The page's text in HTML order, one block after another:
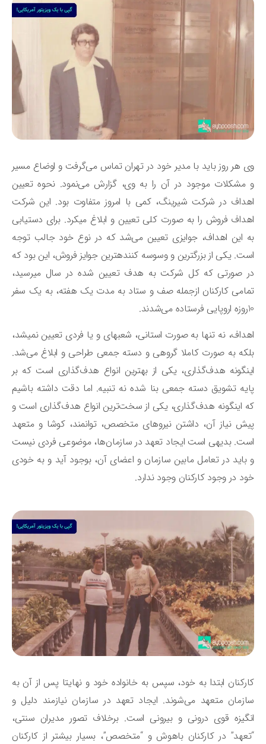
هر روز باید با مدیر خود در تهران تماس می‌گرفت و اوضاع مسیر
مشکلات موجود در آن را به وی، گزارش می‌نمود. نحوه تعیین
در شرکت شیرینگ، کمی با امروز متفاوت بود. این شرکت
اهداف فروش را به صورت کلی تعیین و ابلاغ می‎کرد. برای دستیابی
این اهداف، جوایزی تعیین می‌شد که در نوع خود جالب توجه
است. یکی از بزرگترین و وسوسه کننده‎ترین جوایز فروش، این بود که
در صورتی که کل شرکت به هدف تعیین شده در سال می‎رسید،
کارکنان ازجمله صف و ستاد به مدت یک هفته، به یک سفر
اهداف، نه تنها به صورت استانی، شعبه‎ای و یا فردی تعیین نمی‎شد،
به صورت کاملا گروهی و دسته جمعی طراحی و ابلاغ می‌شد.
هدف‌گذاری، یکی از بهترین انواع هدف‌گذاری است که بر
تشویق دسته جمعی بنا شده نه تنبیه. اما دقت داشته باشیم
اینگونه هدف‌گذاری، یکی از سخت‌ترین انواع هدف‌گذاری است و
نیاز آن، داشتن نیروهای متخصص، توانمند، کوشا و متعهد
بدیهی است ایجاد تعهد در سازمان‌ها، موضوعی فردی نیست
در تعامل مابین سازمان و اعضای آن، بوجود آید و به خودی
در وجود کارکنان وجود ندارد.
ابتدا به خود، سپس به خانواده خود و نهایتا پس از آن به
متعهد می‌شوند. ایجاد تعهد در سازمان نیازمند دلیل و
قوی درونی و بیرونی است. برخلاف تصور مدیران سنتی،
در کارکنان باهوش و “متخصص”، بسیار بیشتر از کارکنان